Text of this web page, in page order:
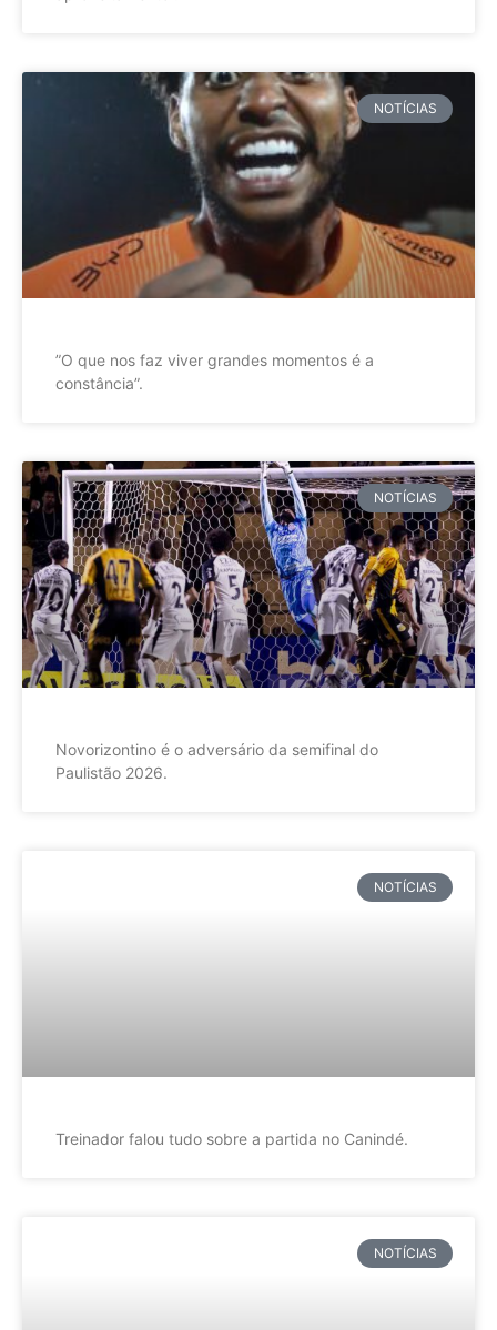
NOTÍCIAS
”O que nos faz viver grandes momentos é a
constância”.
NOTÍCIAS
Novorizontino é o adversário da semifinal do
Paulistão 2026.
NOTÍCIAS
Treinador falou tudo sobre a partida no Canindé.
NOTÍCIAS